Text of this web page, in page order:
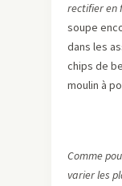
rectifier en
soupe
dans les
chips de
moulin à
Comme
varier les